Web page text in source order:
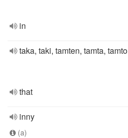
in
taka, taki, tamten, tamta, tamto
that
inny
(a)